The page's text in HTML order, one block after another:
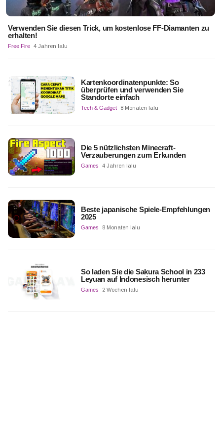
Verwenden Sie diesen Trick, um kostenlose FF-Diamanten zu
erhalten!
Free Fire 4 Jahren lalu
Kartenkoordinatenpunkte: So
überprüfen und verwenden Sie
Standorte einfach
Tech & Gadget 8 Monaten lalu
Die 5 nützlichsten Minecraft-
Verzauberungen zum Erkunden
Games 4 Jahren lalu
Beste japanische Spiele-Empfehlungen
2025
Games 8 Monaten lalu
So laden Sie die Sakura School in 233
Leyuan auf Indonesisch herunter
Games 2 Wochen lalu